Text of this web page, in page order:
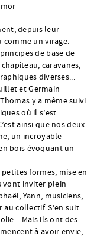
depuis leur
comme un virage.
de base de
caravanes,
diverses...
et Germain
y a même suivi
où il s’est
ainsi que nos deux
un incroyable
bois évoquant un
formes, mise en
vont inviter plein
Yann, musiciens,
collectif. S’en suit
Mais ils ont des
à avoir envie,